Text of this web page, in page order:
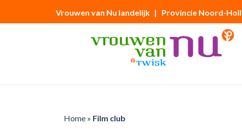
Vrouwen van Nu landelijk | Provincie Noord-
Home» Film club